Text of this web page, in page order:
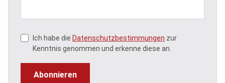
Ich habe die Datenschutzbestimmungen zur
Kenntnis genommen und erkenne diese an.
Abonnieren